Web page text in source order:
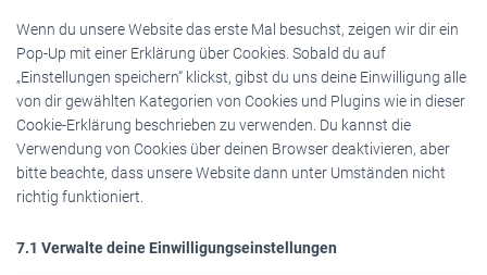
Wenn du unsere Website das erste Mal besuchst, zeigen wir dir ein
Pop-Up mit einer Erklärung über Cookies. Sobald du auf
„Einstellungen speichern“ klickst, gibst du uns deine Einwilligung alle
von dir gewählten Kategorien von Cookies und Plugins wie in dieser
Cookie-Erklärung beschrieben zu verwenden. Du kannst die
Verwendung von Cookies über deinen Browser deaktivieren, aber
bitte beachte, dass unsere Website dann unter Umständen nicht
richtig funktioniert.
7.1 Verwalte deine Einwilligungseinstellungen